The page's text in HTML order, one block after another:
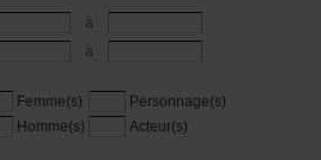
à
à
Femme(s)
Personnage(s)
Homme(s)
Acteur(s)